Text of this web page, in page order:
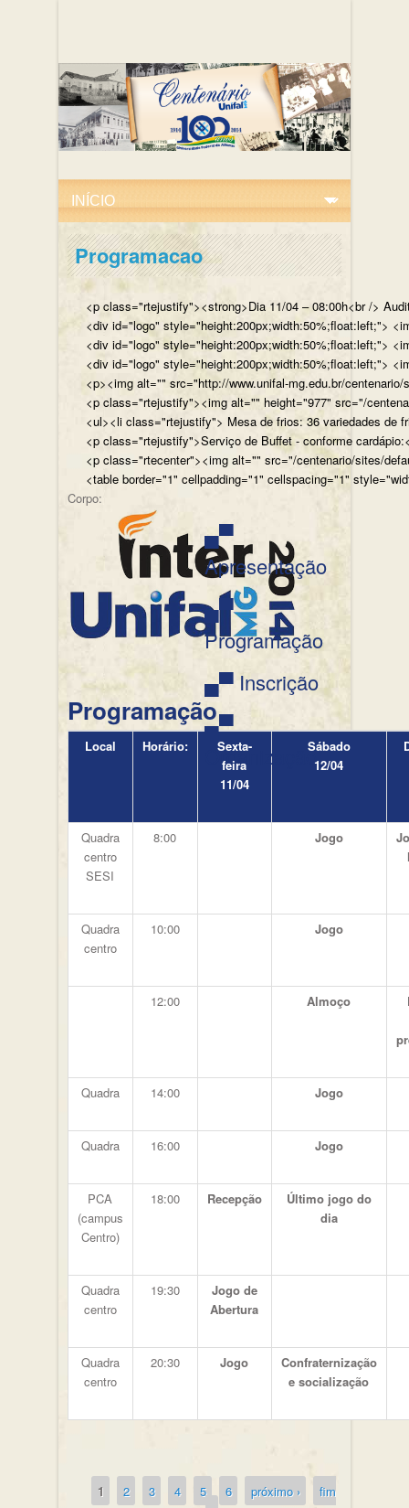
Programacao
<p class="rtejustify"><strong>Dia 11/04 – 08:00h<br />
<div id="logo" style="height:200px;width:50%;float:left;">
<div id="logo" style="height:200px;width:50%;float:left;">
<div id="logo" style="height:200px;width:50%;float:left;">
<p><img alt="" src="http://www.unifal-mg.edu.br/
<p class="rtejustify"><img alt="" height="977" src="/
<ul><li class="rtejustify"> Mesa de frios: 36 variedades de
<p class="rtejustify">Serviço de Buffet - conforme
<p class="rtecenter"><img alt="" src="/centenario/sites/
<table border="1" cellpadding="1" cellspacing="1"
Corpo:
▄▀
Apresentação
▄▀
Programação
▄▀ Inscrição
▄▀
Organização
Programação
Local Horário:
Sexta-
feira
11/04
Sábado
12/04
Quadra
centro
SESI
8:00 Jogo
Quadra
centro
10:00 Jogo
12:00 Almoço
Quadra 14:00 Jogo
Quadra 16:00 Jogo
PCA
(campus
Centro)
18:00 Recepção
Último jogo do
dia
Quadra
centro
19:30
Jogo de
Abertura
Quadra
centro
20:30 Jogo
Confraternização
e socialização
1 2 3 4 5 6 próximo ›
fim